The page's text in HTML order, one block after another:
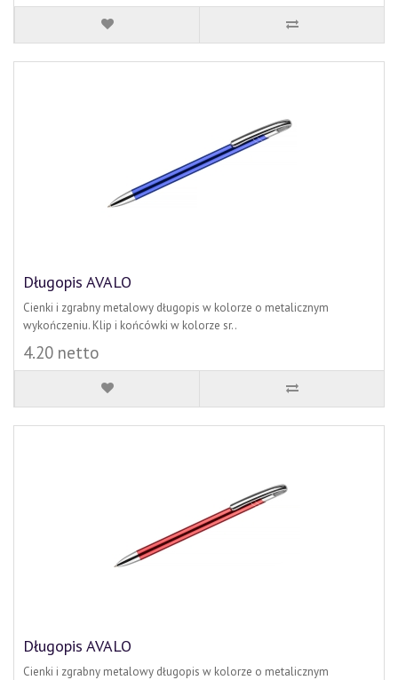
Długopis AVALO
Cienki i zgrabny metalowy długopis w kolorze o metalicznym
wykończeniu. Klip i końcówki w kolorze sr..
4.20 netto
Długopis AVALO
Cienki i zgrabny metalowy długopis w kolorze o metalicznym